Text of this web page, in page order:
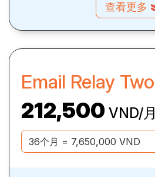
查看更多
Email Relay Two
212,500 VND/月